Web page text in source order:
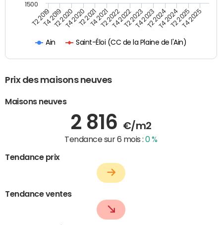
Ain Saint-Éloi (CC de la Plaine de l'Ain)
T2 2019T4 2019T2 2020T4 2020T2 2021T4 2021T2 2022T4 2022T2 2023T4 2023T2 2024T4 2024T2 2025T4 2025
1500
Prix des maisons neuves
Maisons neuves
2 816 €/m2
Tendance sur 6 mois :0 %
Tendance prix
Tendance ventes